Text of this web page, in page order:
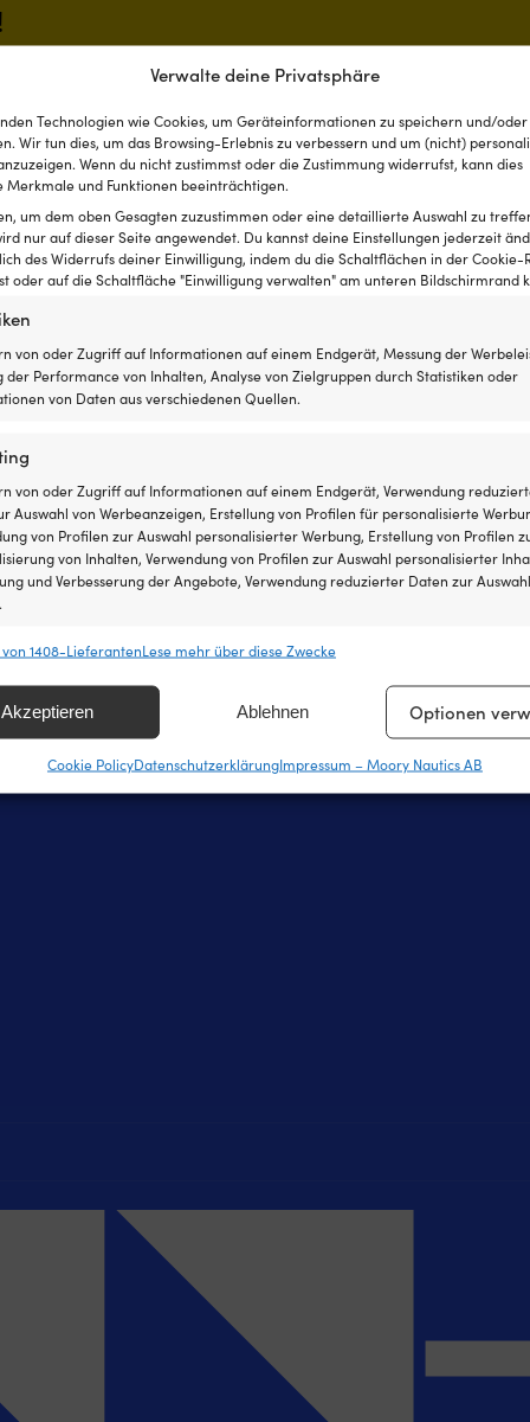
Verwalte deine Privatsphäre
Technologien wie Cookies, um Geräteinformationen zu speichern und/
Wir tun dies, um das Browsing-Erlebnis zu verbessern und um (nicht)
Wenn du nicht zustimmst oder die Zustimmung widerrufst, kann dies
Merkmale und Funktionen beeinträchtigen.
um dem oben Gesagten zuzustimmen oder eine detaillierte Auswahl zu
nur auf dieser Seite angewendet. Du kannst deine Einstellungen jederzeit
des Widerrufs deiner Einwilligung, indem du die Schaltflächen in der Cookie-
oder auf die Schaltfläche "Einwilligung verwalten" am unteren Bildschirmrand
von oder Zugriff auf Informationen auf einem Endgerät, Messung der
der Performance von Inhalten, Analyse von Zielgruppen durch Statistiken oder
von Daten aus verschiedenen Quellen.
von oder Zugriff auf Informationen auf einem Endgerät, Verwendung
Auswahl von Werbeanzeigen, Erstellung von Profilen für personalisierte
von Profilen zur Auswahl personalisierter Werbung, Erstellung von Profilen
von Inhalten, Verwendung von Profilen zur Auswahl personalisierter
und Verbesserung der Angebote, Verwendung reduzierter Daten zur
und Kombination von Daten aus unterschiedlichen Quellen,
verschiedener Endgeräte, Identifikation von Endgeräten anhand
übermittelter Informationen.
der Sicherheit, Verhinderung und Aufdeckung von
1408-LieferantenLese mehr über diese Zwecke
Akzeptieren Ablehnen Optionen
Cookie PolicyDatenschutzerklärungImpressum – Moory Nautics AB
ganz einfach: Wir gleichen die Preise aller Shops
– findest du den Artikel innerhalb von 14 Tagen bei
Nachhinein an. Keine komplizierten Bedingungen.
Sie uns
täglich von 8 – 20 Uhr.
8251546 – Schwedisch oder Englisch
Über Moory
Über us
Werde ein